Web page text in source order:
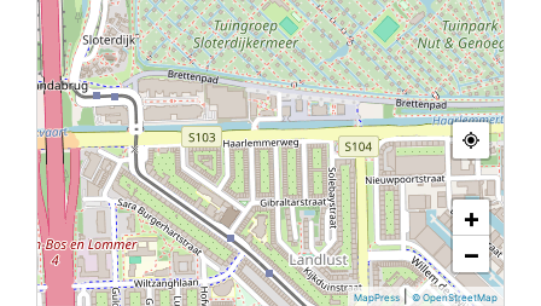
+
−
MapPress|© OpenStreetMap